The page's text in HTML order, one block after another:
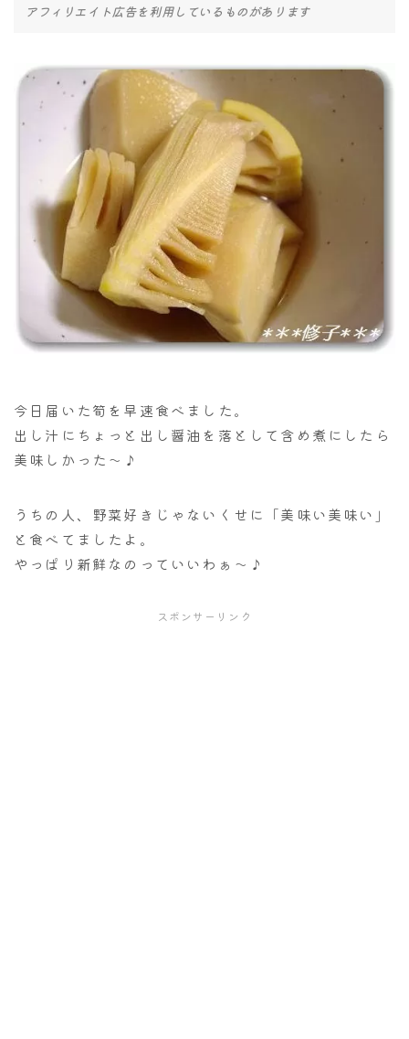
アフィリエイト広告を利用しているものがあります
今日届いた筍を早速食べました。
出し汁にちょっと出し醤油を落として含め煮にしたら
美味しかった～♪
うちの人、野菜好きじゃないくせに「美味い美味い」
と食べてましたよ。
やっぱり新鮮なのっていいわぁ～♪
スポンサーリンク